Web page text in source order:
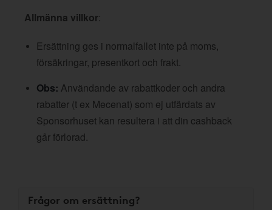
Allmänna villkor:
Ersättning ges i normalfallet inte på moms,
försäkringar, presentkort och frakt.
Obs: Användande av rabattkoder och andra
rabatter (t ex Mecenat) som ej utfärdats av
Sponsorhuset kan resultera i att din cashback
går förlorad.
Frågor om ersättning?